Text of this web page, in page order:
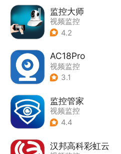
监控大师
视频监控
4.2
AC18Pro
视频监控
3.1
监控管家
视频监控
4.4
汉邦高科彩虹云